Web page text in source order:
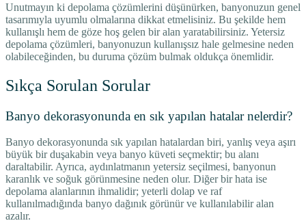
Unutmayın ki depolama çözümlerini düşünürken, banyonuzun genel
tasarımıyla uyumlu olmalarına dikkat etmelisiniz. Bu şekilde hem
kullanışlı hem de göze hoş gelen bir alan yaratabilirsiniz. Yetersiz
depolama çözümleri, banyonuzun kullanışsız hale gelmesine neden
olabileceğinden, bu duruma çözüm bulmak oldukça önemlidir.
Sıkça Sorulan Sorular
Banyo dekorasyonunda en sık yapılan hatalar nelerdir?
Banyo dekorasyonunda sık yapılan hatalardan biri, yanlış veya aşırı
büyük bir duşakabin veya banyo küveti seçmektir; bu alanı
daraltabilir. Ayrıca, aydınlatmanın yetersiz seçilmesi, banyonun
karanlık ve soğuk görünmesine neden olur. Diğer bir hata ise
depolama alanlarının ihmalidir; yeterli dolap ve raf
kullanılmadığında banyo dağınık görünür ve kullanılabilir alan
azalır.